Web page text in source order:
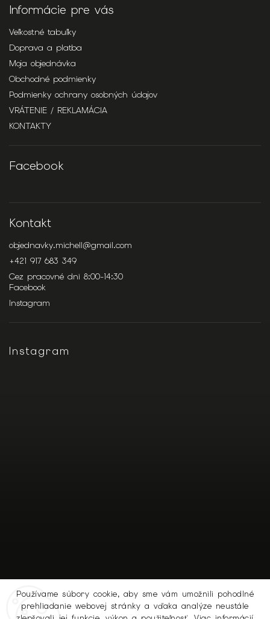
Používame súbory cookie, aby sme vám umožnili pohodlné
prehliadanie webovej stránky a vďaka analýze neustále
Informácie pre vás
Veľkostné tabuľky
Doprava a platba
Moja objednávka
Obchodné podmienky
Podmienky ochrany osobných údajov
VRÁTENIE / REKLAMÁCIA
KONTAKTY
Facebook
Kontakt
objednavky.michell@gmail.com
+421 917 683 349
Cez pracovné dni 8:00-14:30
Facebook
Instagram
Instagram